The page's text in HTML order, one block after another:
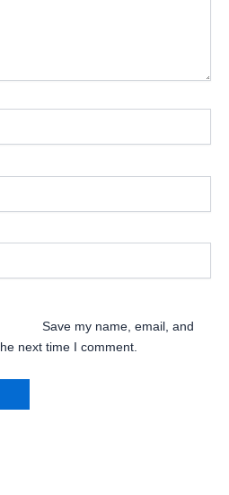
Save my name, email, and
next time I comment.